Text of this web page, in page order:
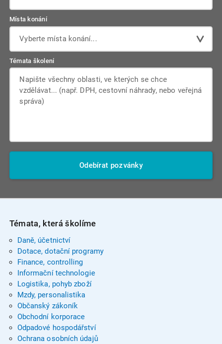
Místa konání
Vyberte místa konání...
Témata školení
Odebírat pozvánky
Témata, která školíme
Daně, účetnictví
Dotace, dotační programy
Finance, controlling
Informační technologie
Logistika, pohyb zboží
Mzdy, personalistika
Občanský zákoník
Obchodní korporace
Odpadové hospodářství
Ochrana osobních údajů